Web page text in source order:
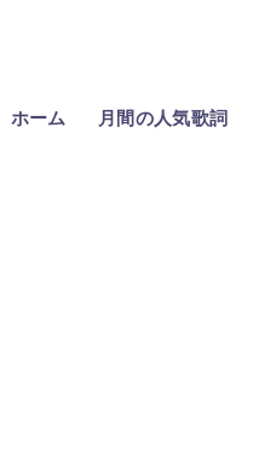
ホーム 月間の人気歌詞